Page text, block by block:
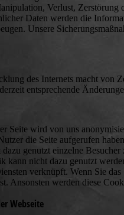
Verlust, Zerstörung
Daten werden die
Unsere
des Internets macht von
entsprechende
Seite wird von uns
die Seite aufgerufen
dazu genutzt einzelne
kann nicht dazu genutzt
verknüpft. Wenn Sie
Ansonsten werden diese
Webseite